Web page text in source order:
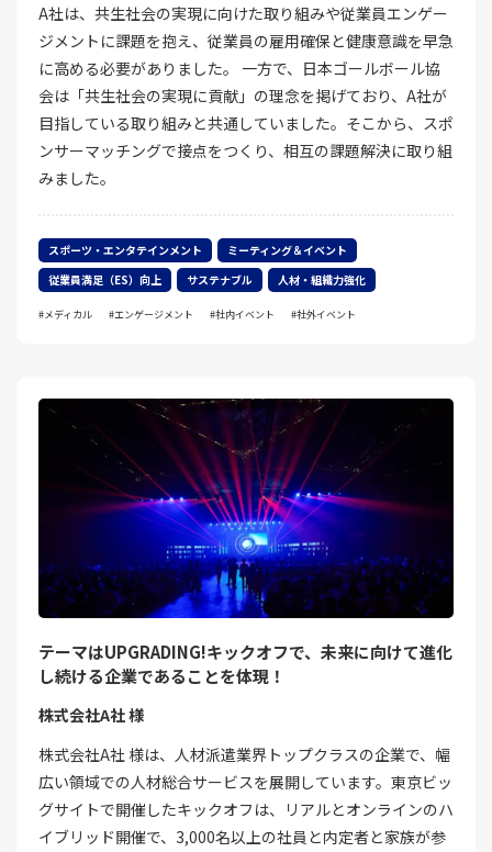
A社は、共生社会の実現に向けた取り組みや従業員エンゲー
ジメントに課題を抱え、従業員の雇用確保と健康意識を早急
に高める必要がありました。 一方で、日本ゴールボール協
会は「共生社会の実現に貢献」の理念を掲げており、A社が
目指している取り組みと共通していました。そこから、スポ
ンサーマッチングで接点をつくり、相互の課題解決に取り組
みました。
スポーツ・エンタテインメント
ミーティング＆イベント
従業員満足（ES）向上
サステナブル 人材・組織力強化
メディカル エンゲージメント 社内イベント 社外イベント
テーマはUPGRADING!キックオフで、未来に向けて進化
し続ける企業であることを体現！
株式会社A社 様
株式会社A社 様は、人材派遣業界トップクラスの企業で、幅
広い領域での人材総合サービスを展開しています。東京ビッ
グサイトで開催したキックオフは、リアルとオンラインのハ
イブリッド開催で、3,000名以上の社員と内定者と家族が参